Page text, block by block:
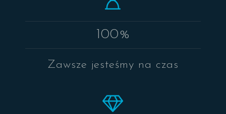
100%
Zawsze jesteśmy na czas